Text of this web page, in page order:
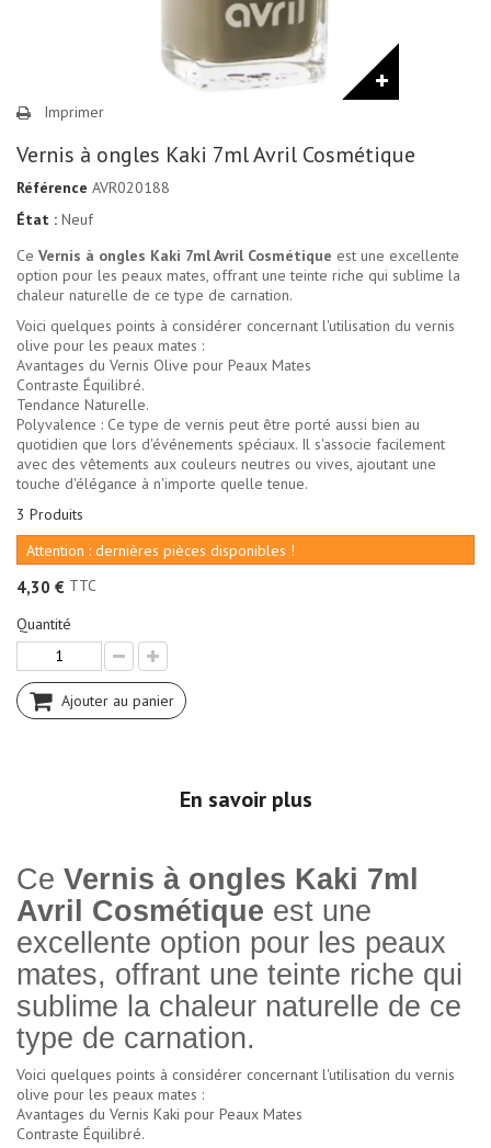
Imprimer
Vernis à ongles Kaki 7ml Avril Cosmétique
Référence AVR020188
État : Neuf
Ce Vernis à ongles Kaki 7ml Avril Cosmétique est une excellente
option pour les peaux mates, offrant une teinte riche qui sublime la
chaleur naturelle de ce type de carnation.
Voici quelques points à considérer concernant l'utilisation du vernis
olive pour les peaux mates :
Avantages du Vernis Olive pour Peaux Mates
Contraste Équilibré.
Tendance Naturelle.
Polyvalence : Ce type de vernis peut être porté aussi bien au
quotidien que lors d'événements spéciaux. Il s'associe facilement
avec des vêtements aux couleurs neutres ou vives, ajoutant une
touche d'élégance à n'importe quelle tenue.
3 Produits
Attention : dernières pièces disponibles !
4,30 € TTC
Quantité
Ajouter au panier
En savoir plus
Ce Vernis à ongles Kaki 7ml
Avril Cosmétique est une
excellente option pour les peaux
mates, offrant une teinte riche qui
sublime la chaleur naturelle de ce
type de carnation.
Voici quelques points à considérer concernant l'utilisation du vernis
olive pour les peaux mates :
Avantages du Vernis Kaki pour Peaux Mates
Contraste Équilibré.